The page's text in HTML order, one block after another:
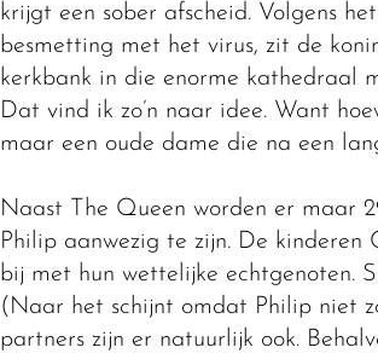
krijgt een sober afscheid. Volgens
besmetting met het virus, zit de
kerkbank in die enorme kathedraal
Dat vind ik zo’n naar idee. Want
maar een oude dame die na een
Naast The Queen worden er maar
Philip aanwezig te zijn. De kinderen
bij met hun wettelijke echtgenoten.
(Naar het schijnt omdat Philip niet
partners zijn er natuurlijk ook.